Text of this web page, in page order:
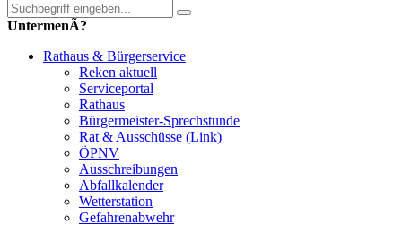
UntermenÃ?
Rathaus & Bürgerservice
Reken aktuell
Serviceportal
Rathaus
Bürgermeister-Sprechstunde
Rat & Ausschüsse (Link)
ÖPNV
Ausschreibungen
Abfallkalender
Wetterstation
Gefahrenabwehr